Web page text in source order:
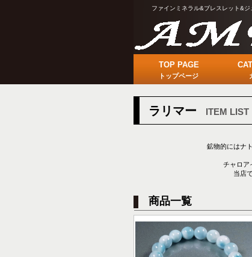
ファインミネラル&ブレスレット&ジ
ラリマー ITEM LIST
鉱物的にはナ
チャロア
当店
商品一覧
TOP PAGE
トップページ